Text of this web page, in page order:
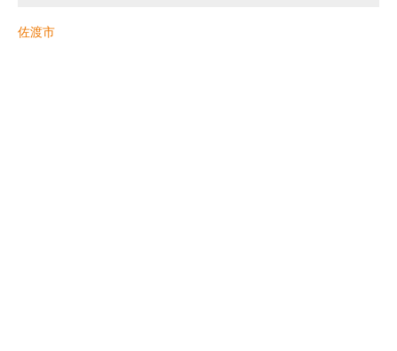
佐渡市